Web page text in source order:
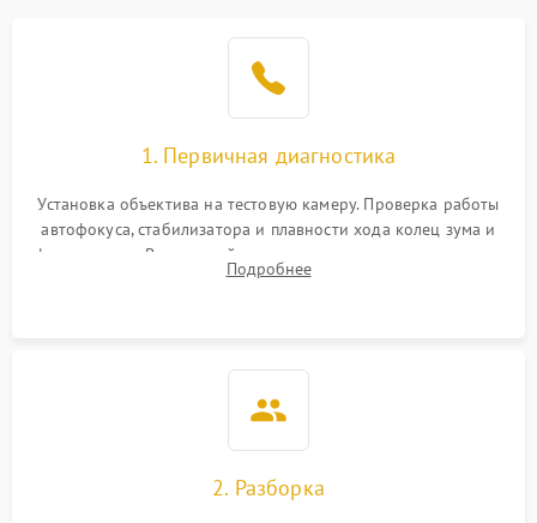
1. Первичная диагностика
Установка объектива на тестовую камеру. Проверка работы
автофокуса, стабилизатора и плавности хода колец зума и
фокусировки. Визуальный осмотр линз на наличие царапин,
грибка, пыли и оценка состояния контактов байонета.
Подробнее
2. Разборка